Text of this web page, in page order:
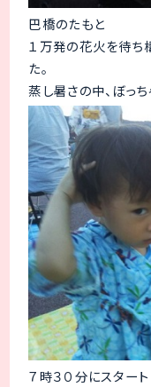
巴橋のたもと
１万発の花火を待ち
た。
蒸し暑さの中、ぼっ
７時３０分にスター